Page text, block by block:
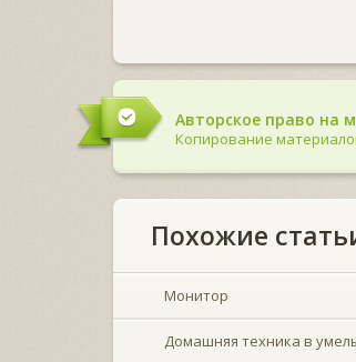
Авторское право на
Копирование
Похожие
Монитор
Домашняя техника в